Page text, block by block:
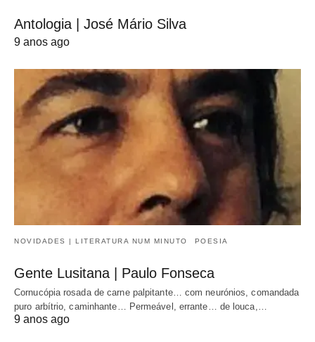
Antologia | José Mário Silva
9 anos ago
NOVIDADES | LITERATURA NUM MINUTO POESIA
Gente Lusitana | Paulo Fonseca
Cornucópia rosada de carne palpitante… com neurónios, comandada
puro arbítrio, caminhante… Permeável, errante… de louca,…
9 anos ago